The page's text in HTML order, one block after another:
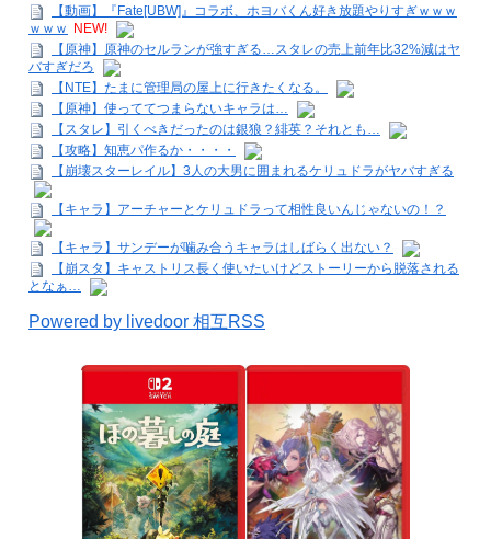
【動画】『Fate[UBW]』コラボ、ホヨバくん好き放題やりすぎｗｗｗ
ｗｗｗ
NEW!
【原神】原神のセルランが強すぎる…スタレの売上前年比32%減はヤ
バすぎだろ
【NTE】たまに管理局の屋上に行きたくなる。
【原神】使っててつまらないキャラは…
【スタレ】引くべきだったのは銀狼？緋英？それとも…
【攻略】知恵パ作るか・・・・
【崩壊スターレイル】3人の大男に囲まれるケリュドラがヤバすぎる
【キャラ】アーチャーとケリュドラって相性良いんじゃないの！？
【キャラ】サンデーが噛み合うキャラはしばらく出ない？
【崩スタ】キャストリス長く使いたいけどストーリーから脱落される
となぁ…
Powered by livedoor 相互RSS